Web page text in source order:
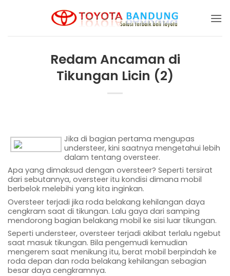
Redam Ancaman di
Tikungan Licin (2)
Jika di bagian pertama mengupas
understeer, kini saatnya mengetahui lebih
dalam tentang oversteer.
Apa yang dimaksud dengan oversteer? Seperti tersirat
dari sebutannya, oversteer itu kondisi dimana mobil
berbelok melebihi yang kita inginkan.
Oversteer terjadi jika roda belakang kehilangan daya
cengkram saat di tikungan. Lalu gaya dari samping
mendorong bagian belakang mobil ke sisi luar tikungan.
Seperti understeer, oversteer terjadi akibat terlalu ngebut
saat masuk tikungan. Bila pengemudi kemudian
mengerem saat menikung itu, berat mobil berpindah ke
roda depan dan roda belakang kehilangan sebagian
besar daya cengkramnya.